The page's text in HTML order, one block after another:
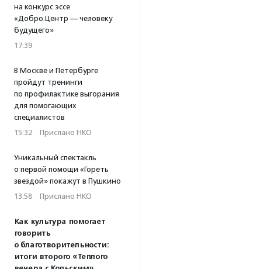
на конкурс эссе
«Добро.Центр — человеку
будущего»
17:39
В Москве и Петербурге
пройдут тренинги
по профилактике выгорания
для помогающих
специалистов
15:32 · Прислано НКО
Уникальный спектакль
о первой помощи «Гореть
звездой» покажут в Пушкино
13:58 · Прислано НКО
Как культура помогает
говорить
о благотворительности:
итоги второго «Теплого